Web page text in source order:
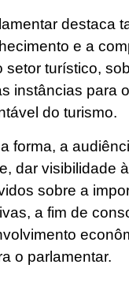
destaca
e a
setor turístico,
instâncias para
do turismo.
forma, a
dar visibilidade
sobre a
a fim de
o parlamentar.